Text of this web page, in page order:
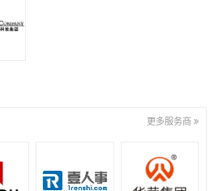
更多服务商